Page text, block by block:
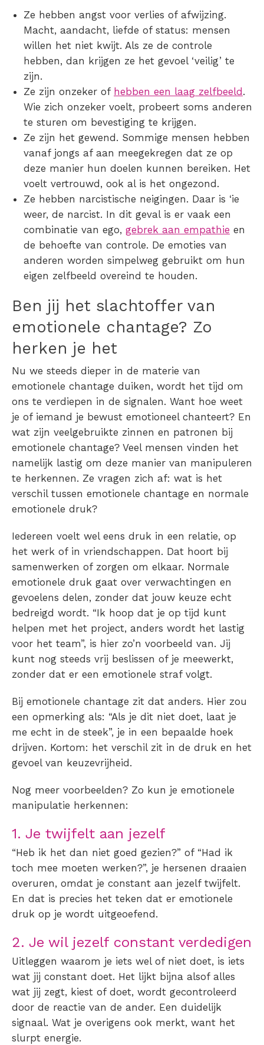
Ze hebben angst voor verlies of afwijzing.
Macht, aandacht, liefde of status: mensen
willen het niet kwijt. Als ze de controle
hebben, dan krijgen ze het gevoel ‘veilig’ te
zijn.
Ze zijn onzeker of hebben een laag zelfbeeld .
Wie zich onzeker voelt, probeert soms anderen
te sturen om bevestiging te krijgen.
Ze zijn het gewend. Sommige mensen hebben
vanaf jongs af aan meegekregen dat ze op
deze manier hun doelen kunnen bereiken. Het
voelt vertrouwd, ook al is het ongezond.
Ze hebben narcistische neigingen. Daar is ‘ie
weer, de narcist. In dit geval is er vaak een
combinatie van ego, gebrek aan empathie en
de behoefte van controle. De emoties van
anderen worden simpelweg gebruikt om hun
eigen zelfbeeld overeind te houden.
Ben jij het slachtoffer van
emotionele chantage? Zo
herken je het
Nu we steeds dieper in de materie van
emotionele chantage duiken, wordt het tijd om
ons te verdiepen in de signalen. Want hoe weet
je of iemand je bewust emotioneel chanteert? En
wat zijn veelgebruikte zinnen en patronen bij
emotionele chantage? Veel mensen vinden het
namelijk lastig om deze manier van manipuleren
te herkennen. Ze vragen zich af: wat is het
verschil tussen emotionele chantage en normale
emotionele druk?
Iedereen voelt wel eens druk in een relatie, op
het werk of in vriendschappen. Dat hoort bij
samenwerken of zorgen om elkaar. Normale
emotionele druk gaat over verwachtingen en
gevoelens delen, zonder dat jouw keuze echt
bedreigd wordt. “Ik hoop dat je op tijd kunt
helpen met het project, anders wordt het lastig
voor het team”, is hier zo’n voorbeeld van. Jij
kunt nog steeds vrij beslissen of je meewerkt,
zonder dat er een emotionele straf volgt.
Bij emotionele chantage zit dat anders. Hier zou
een opmerking als: “Als je dit niet doet, laat je
me echt in de steek”, je in een bepaalde hoek
drijven. Kortom: het verschil zit in de druk en het
gevoel van keuzevrijheid.
Nog meer voorbeelden? Zo kun je emotionele
manipulatie herkennen:
1. Je twijfelt aan jezelf
“Heb ik het dan niet goed gezien?” of “Had ik
toch mee moeten werken?”, je hersenen draaien
overuren, omdat je constant aan jezelf twijfelt.
En dat is precies het teken dat er emotionele
druk op je wordt uitgeoefend.
2. Je wil jezelf constant verdedigen
Uitleggen waarom je iets wel of niet doet, is iets
wat jij constant doet. Het lijkt bijna alsof alles
wat jij zegt, kiest of doet, wordt gecontroleerd
door de reactie van de ander. Een duidelijk
signaal. Wat je overigens ook merkt, want het
slurpt energie.